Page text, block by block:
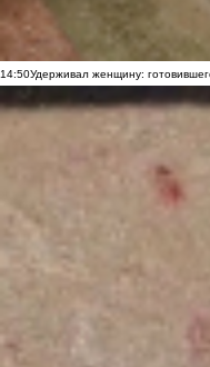
14:50Удерживал женщину: